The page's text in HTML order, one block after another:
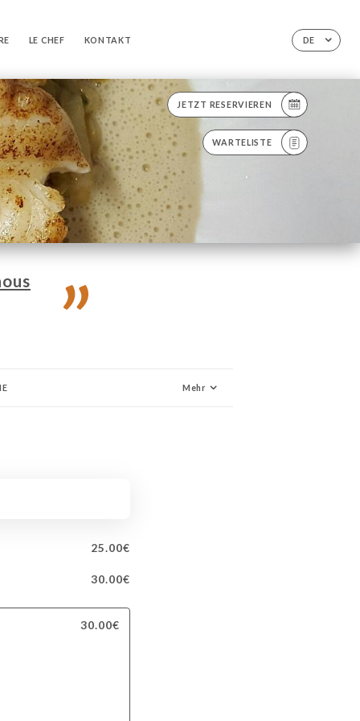
DE
LE CHEF KONTAKT
JETZT RESERVIEREN
WARTELISTE
Mehr
25.00€
30.00€
30.00€